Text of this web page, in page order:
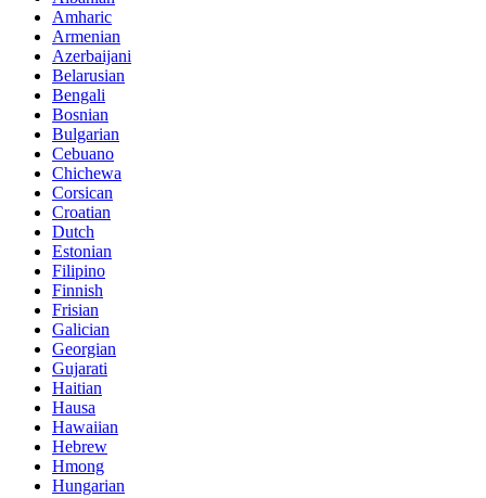
Amharic
Armenian
Azerbaijani
Belarusian
Bengali
Bosnian
Bulgarian
Cebuano
Chichewa
Corsican
Croatian
Dutch
Estonian
Filipino
Finnish
Frisian
Galician
Georgian
Gujarati
Haitian
Hausa
Hawaiian
Hebrew
Hmong
Hungarian